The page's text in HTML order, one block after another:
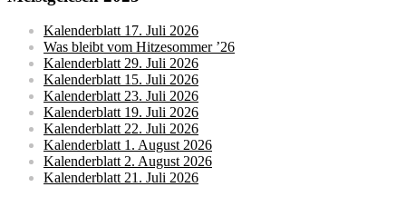
Kalenderblatt 17. Juli 2026
Was bleibt vom Hitzesommer ’26
Kalenderblatt 29. Juli 2026
Kalenderblatt 15. Juli 2026
Kalenderblatt 23. Juli 2026
Kalenderblatt 19. Juli 2026
Kalenderblatt 22. Juli 2026
Kalenderblatt 1. August 2026
Kalenderblatt 2. August 2026
Kalenderblatt 21. Juli 2026